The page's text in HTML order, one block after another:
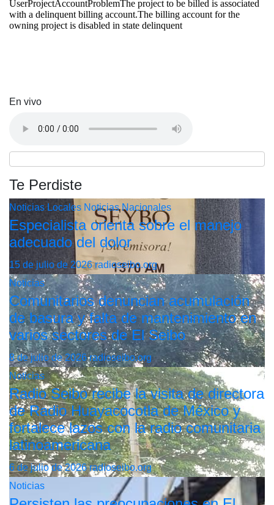
En vivo
Te Perdiste
Noticias Locales Noticias Nacionales
Especialista orienta sobre el manejo
adecuado del dolor
15 de julio de 2026radioseibo.org
Noticias
Comunitarios denuncian acumulación
de basura y falta de mantenimiento en
varios sectores de El Seibo
8 de julio de 2026radioseibo.org
Noticias
Radio Seibo recibe la visita de directora
de Radio Huayacocotla de México y
fortalece lazos con la radio comunitaria
latinoamericana
6 de julio de 2026radioseibo.org
Noticias